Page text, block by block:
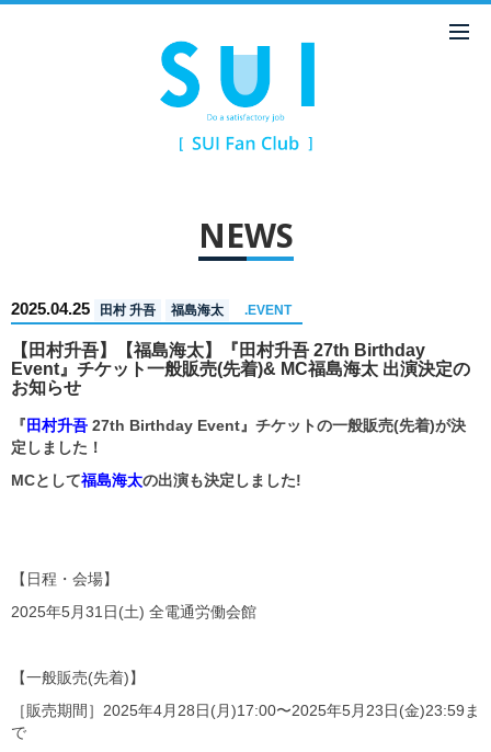
NEWS
2025.04.25 田村 升吾 福島海太 .EVENT
【田村升吾】【福島海太】『田村升吾 27th Birthday
Event』チケット一般販売(先着)& MC福島海太 出演決定の
お知らせ
『田村升吾 27th Birthday Event』チケットの一般販売(先着)が決
定しました！
MCとして福島海太の出演も決定しました!
【日程・会場】
2025年5月31日(土) 全電通労働会館
【一般販売(先着)】
［販売期間］2025年4月28日(月)17:00〜2025年5月23日(金)23:59ま
で